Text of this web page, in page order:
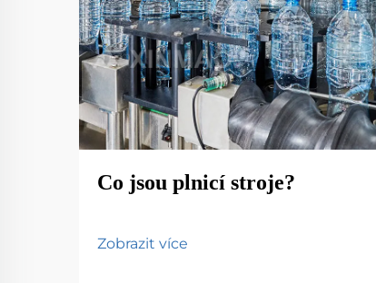
Co jsou plnicí stroje?
Zobrazit více